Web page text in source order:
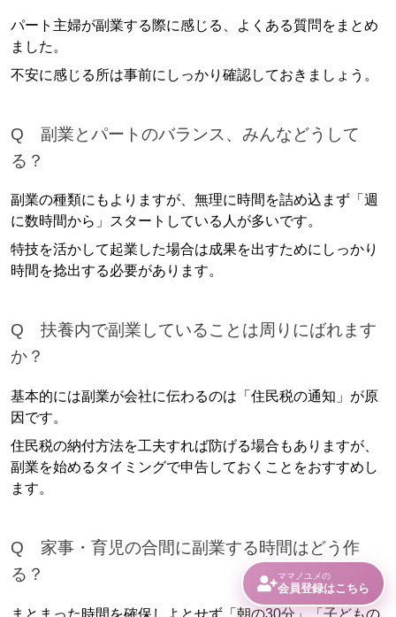
パート主婦が副業する際に感じる、よくある質問をまとめ
ました。
不安に感じる所は事前にしっかり確認しておきましょう。
Q 副業とパートのバランス、みんなどうして
る？
副業の種類にもよりますが、無理に時間を詰め込まず「週
に数時間から」スタートしている人が多いです。
特技を活かして起業した場合は成果を出すためにしっかり
時間を捻出する必要があります。
Q 扶養内で副業していることは周りにばれます
か？
基本的には副業が会社に伝わるのは「住民税の通知」が原
因です。
住民税の納付方法を工夫すれば防げる場合もありますが、
副業を始めるタイミングで申告しておくことをおすすめし
ます。
Q 家事・育児の合間に副業する時間はどう作
る？
まとまった時間を確保しよとせず「朝の30分」「子どもの
ママノユメの
会員登録はこちら